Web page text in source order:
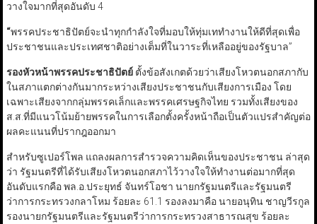
วางใจมากที่สุดอันดับ 4
“พรรคประชาธิปัตย์จะนำทุกกำลังใจที่มอบให้ทุ่มเททำงานให้ดีที่สุดเพื่อ
ประชาชนและประเทศชาติอย่างเต็มที่ในวาระที่เหลืออยู่ของรัฐบาล”
รองหัวหน้าพรรคประชาธิปัตย์ตั้งข้อสังเกตด้วยว่าเสียงโหวตนอกสภากับ
ในสภาแตกต่างกันมากระหว่างเสียงประชาชนกับเสียงการเมือง โดย
เฉพาะเสียงจากกลุ่มพรรคเล็กและพรรคเศรษฐกิจไทย รวมทั้งเสียงของ
ส.ส.ที่มีแนวโน้มย้ายพรรคในการเลือกตั้งครั้งหน้าถือเป็นตัวแปรสำคัญต่อ
ผลคะแนนที่ปรากฎออกมา
สำหรับซูเปอร์โพล แถลงผลการสำรวจความคิดเห็นของประชาชน ล่าสุด
ว่า รัฐมนตรีที่ได้รับเสียงโหวตนอกสภาไว้วางใจให้ทำงานต่อมากที่สุด
อันดับแรกคือ พล.อ.ประยุทธ์ จันทร์โอชา นายกรัฐมนตรีและรัฐมนตรี
ว่าการกระทรวงกลาโหม ร้อยละ 61.1 รองลงมาคือ นายอนุทิน ชาญวีรกูล
รองนายกรัฐมนตรีและรัฐมนตรีว่าการกระทรวงสาธารณสุข ร้อยละ